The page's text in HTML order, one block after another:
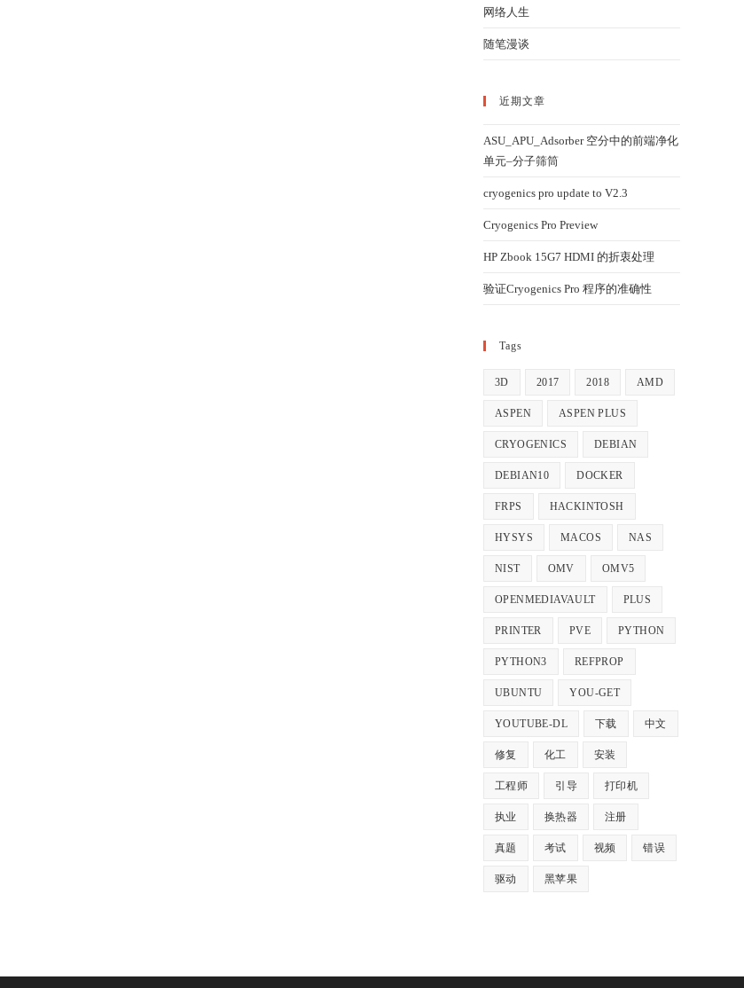
网络人生
随笔漫谈
近期文章
ASU_APU_Adsorber 空分中的前端净化
单元–分子筛筒
cryogenics pro update to V2.3
Cryogenics Pro Preview
HP Zbook 15G7 HDMI 的折衷处理
验证Cryogenics Pro 程序的准确性
Tags
3D 2017 2018 AMD
ASPEN ASPEN PLUS
CRYOGENICS DEBIAN
DEBIAN10 DOCKER
FRPS HACKINTOSH
HYSYS MACOS NAS
NIST OMV OMV5
OPENMEDIAVAULT PLUS
PRINTER PVE PYTHON
PYTHON3 REFPROP
UBUNTU YOU-GET
YOUTUBE-DL 下载 中文
修复 化工 安装
工程师 引导 打印机
执业 换热器 注册
真题 考试 视频 错误
驱动 黑苹果